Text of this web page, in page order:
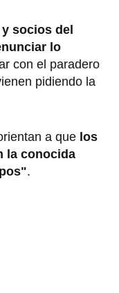
socios del
lo
con el paradero
pidiendo la
a que los
la conocida
.